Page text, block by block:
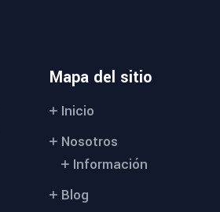
Mapa del sitio
Inicio
Nosotros
Información
Blog